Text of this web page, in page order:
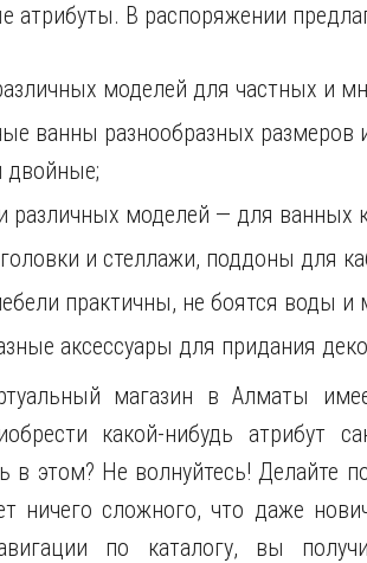
атрибуты. В распоряжении
моделей для частных и
ванны разнообразных размеров
двойные;
различных моделей — для ванных
и стеллажи, поддоны для
практичны, не боятся воды и
аксессуары для придания
магазин в Алматы
какой-нибудь атрибут
в этом? Не волнуйтесь!
ничего сложного, что даже
по каталогу, вы